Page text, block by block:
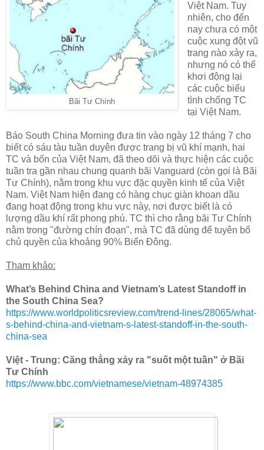
Bãi Tư Chính
Việt Nam. Tuy
nhiên, cho đến
nay chưa có một
cuộc xung đột vũ
trang nào xảy ra,
nhưng nó có thể
khơi động lại
các cuộc biểu
tình chống TC
tại Việt Nam.
Báo South China Morning đưa tin vào ngày 12 tháng 7 cho
biết có sáu tàu tuần duyên được trang bị vũ khí mạnh, hai
TC và bốn của Việt Nam, đã theo dõi và thực hiện các cuộc
tuần tra gần nhau chung quanh bãi Vanguard (còn gọi là Bãi
Tư Chính), nằm trong khu vực đặc quyền kinh tế của Việt
Nam. Việt Nam hiện đang có hàng chục giàn khoan dầu
đang hoạt động trong khu vực này, nơi được biết là có
lượng dầu khí rất phong phú. TC thì cho rằng bãi Tư Chính
nằm trong "đường chín đoạn", mà TC đã dùng để tuyên bố
chủ quyền của khoảng 90% Biển Đông.
Tham khảo:
What’s Behind China and Vietnam’s Latest Standoff in
the South China Sea?
https://www.worldpoliticsreview.com/trend-lines/28065/what-
s-behind-china-and-vietnam-s-latest-standoff-in-the-south-
china-sea
Việt - Trung: Căng thẳng xảy ra "suốt một tuần" ở Bãi
Tư Chính
https://www.bbc.com/vietnamese/vietnam-48974385